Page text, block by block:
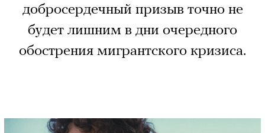
добросердечный призыв точно не
будет лишним в дни очередного
обострения мигрантского кризиса.